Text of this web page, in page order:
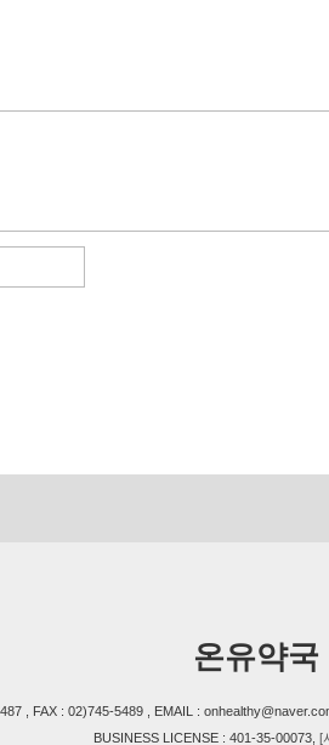
온유약국
, FAX : 02)745-5489 , EMAIL :
BUSINESS LICENSE : 401-35-00073, [